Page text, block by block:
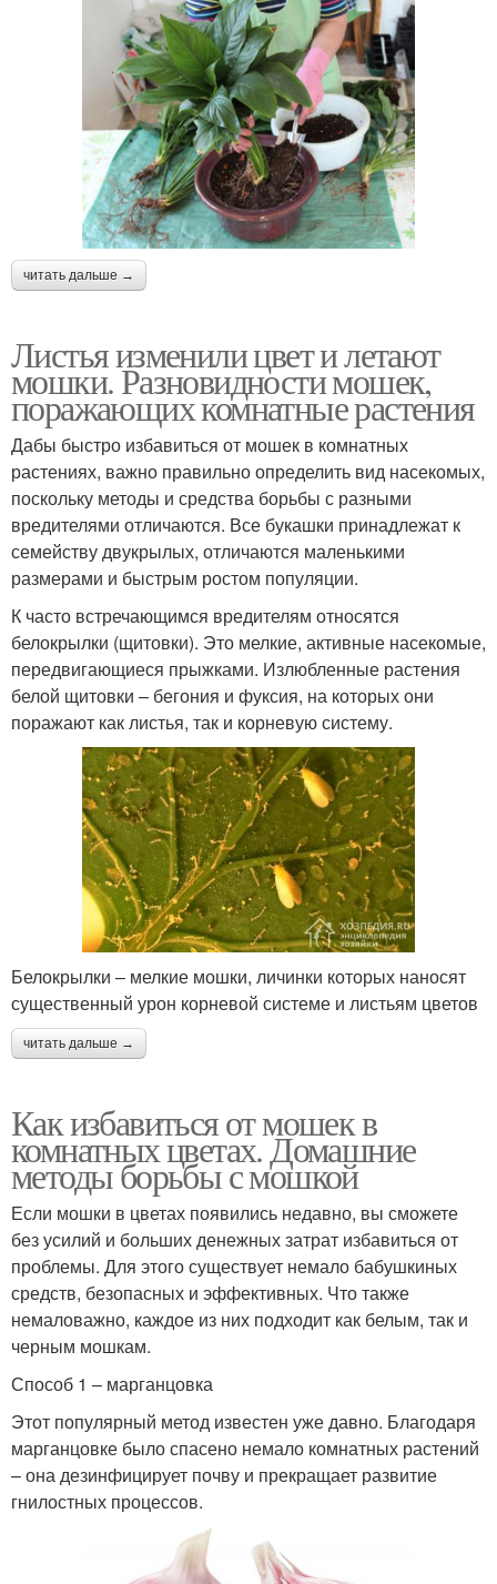
читать дальше →
Листья изменили цвет и летают
мошки. Разновидности мошек,
поражающих комнатные растения
Дабы быстро избавиться от мошек в комнатных
растениях, важно правильно определить вид насекомых,
поскольку методы и средства борьбы с разными
вредителями отличаются. Все букашки принадлежат к
семейству двукрылых, отличаются маленькими
размерами и быстрым ростом популяции.
К часто встречающимся вредителям относятся
белокрылки (щитовки). Это мелкие, активные насекомые,
передвигающиеся прыжками. Излюбленные растения
белой щитовки – бегония и фуксия, на которых они
поражают как листья, так и корневую систему.
Белокрылки – мелкие мошки, личинки которых наносят
существенный урон корневой системе и листьям цветов
читать дальше →
Как избавиться от мошек в
комнатных цветах. Домашние
методы борьбы с мошкой
Если мошки в цветах появились недавно, вы сможете
без усилий и больших денежных затрат избавиться от
проблемы. Для этого существует немало бабушкиных
средств, безопасных и эффективных. Что также
немаловажно, каждое из них подходит как белым, так и
черным мошкам.
Способ 1 – марганцовка
Этот популярный метод известен уже давно. Благодаря
марганцовке было спасено немало комнатных растений
– она дезинфицирует почву и прекращает развитие
гнилостных процессов.